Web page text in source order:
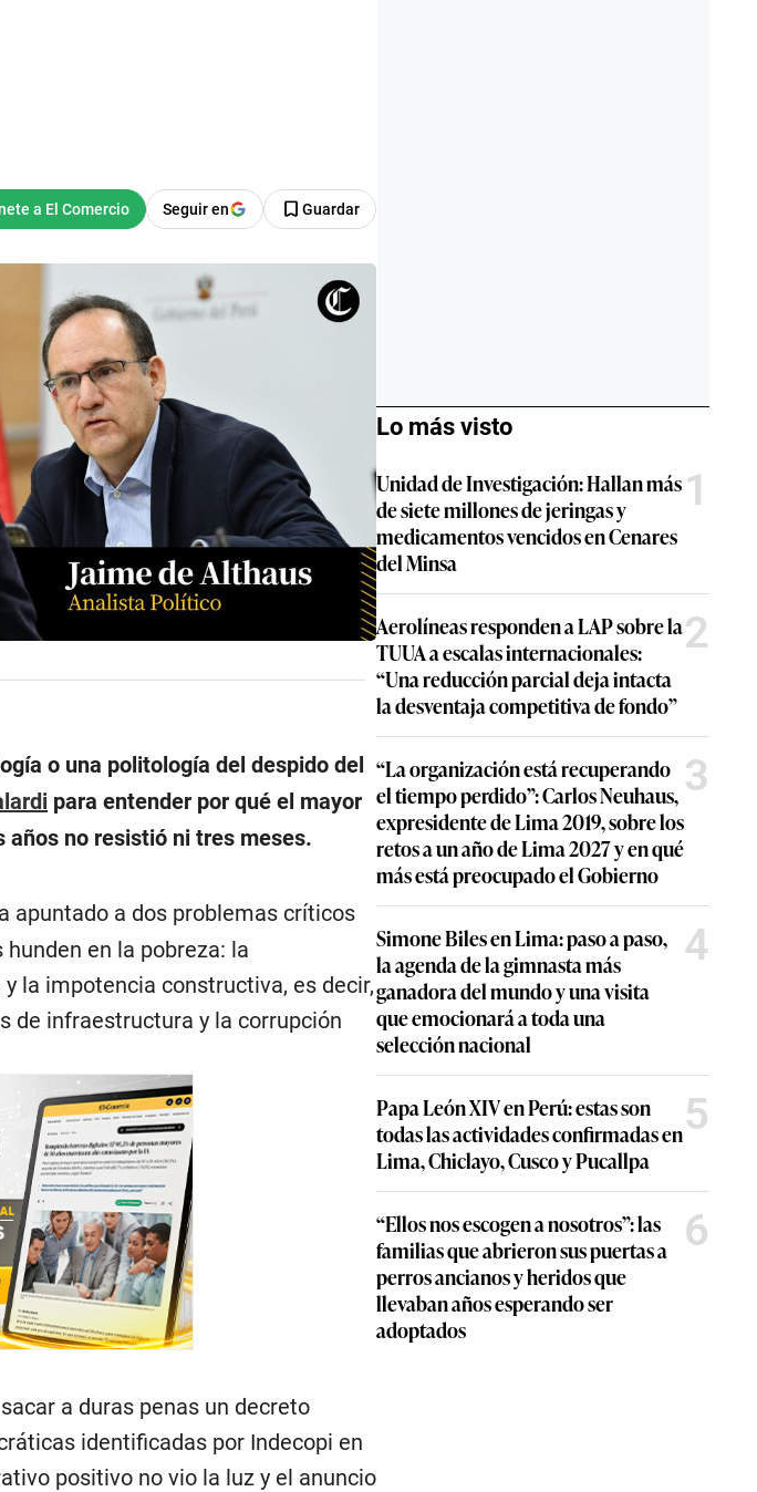
Seguir en Guardar
o una politología del despido del
para entender por qué el mayor
no resistió ni tres meses.
apuntado a dos problemas críticos
en la pobreza: la
la impotencia constructiva, es decir,
de infraestructura y la corrupción
a duras penas un decreto
identificadas por Indecopi en
positivo no vio la luz y el anuncio
Lo más visto
Unidad de Investigación: Hallan más
de siete millones de jeringas y
medicamentos vencidos en Cenares
del Minsa
1
Aerolíneas responden a LAP sobre la
TUUA a escalas internacionales:
“Una reducción parcial deja intacta
la desventaja competitiva de fondo”
2
“La organización está recuperando
el tiempo perdido”: Carlos Neuhaus,
expresidente de Lima 2019, sobre los
retos a un año de Lima 2027 y en qué
más está preocupado el Gobierno
3
Simone Biles en Lima: paso a paso,
la agenda de la gimnasta más
ganadora del mundo y una visita
que emocionará a toda una
selección nacional
4
Papa León XIV en Perú: estas son
todas las actividades confirmadas en
Lima, Chiclayo, Cusco y Pucallpa
5
“Ellos nos escogen a nosotros”: las
familias que abrieron sus puertas a
perros ancianos y heridos que
llevaban años esperando ser
adoptados
6